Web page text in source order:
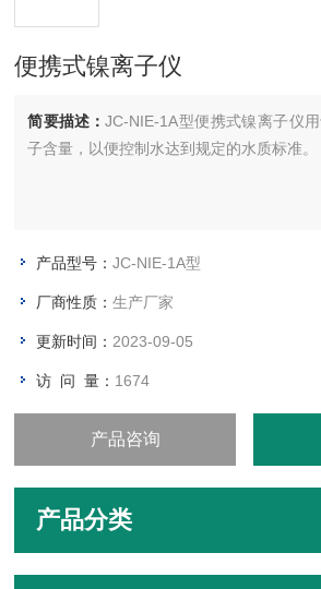
便携式镍离子仪
简要描述：JC-NIE-1A型便携式镍离子仪
子含量，以便控制水达到规定的水质标准。
产品型号：JC-NIE-1A型
厂商性质：生产厂家
更新时间： 2023-09-05
访 问 量： 1674
产品咨询
产品分类